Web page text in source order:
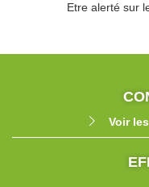
Etre alerté sur
Voir